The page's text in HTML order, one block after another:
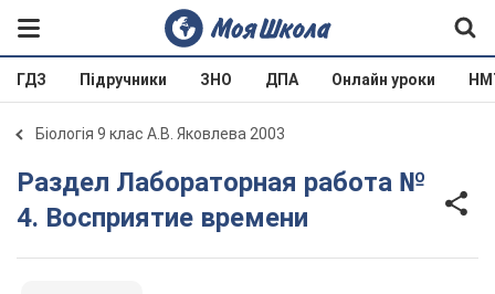
ГДЗ Підручники ЗНО ДПА Онлайн уроки
Біологія 9 клас А.В. Яковлева 2003
Раздел Лабораторная работа №
4. Восприятие времени